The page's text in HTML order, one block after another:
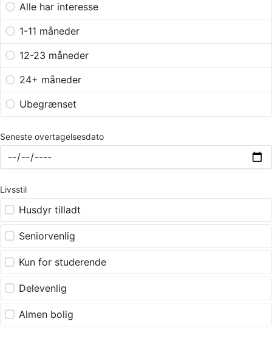
Alle har interesse
1-11 måneder
12-23 måneder
24+ måneder
Ubegrænset
Seneste overtagelsesdato
Livsstil
Husdyr tilladt
Seniorvenlig
Kun for studerende
Delevenlig
Almen bolig